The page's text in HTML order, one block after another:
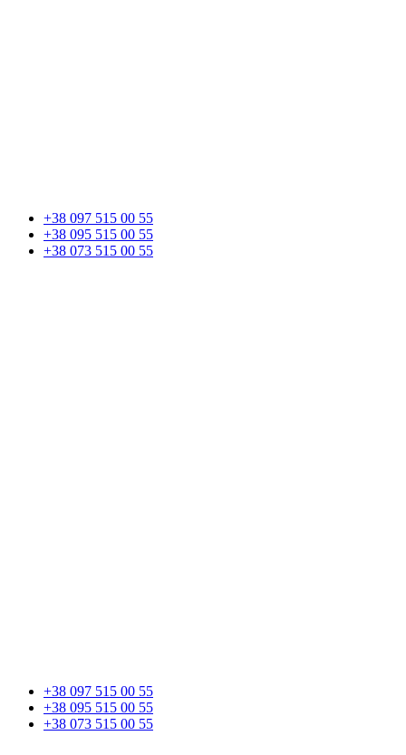
+38 097 515 00 55
+38 095 515 00 55
+38 073 515 00 55
+38 097 515 00 55
+38 095 515 00 55
+38 073 515 00 55